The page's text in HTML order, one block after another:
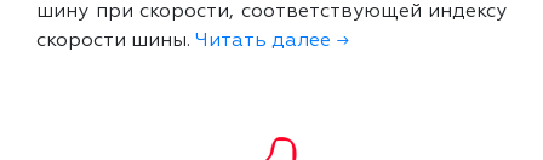
шину при скорости, соответствующей индексу
скорости шины. Читать далее →